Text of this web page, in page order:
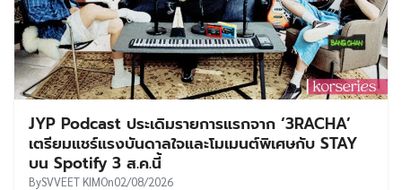
JYP Podcast ประเดิมรายการแรกจาก ‘3RACHA’
เตรียมแชร์แรงบันดาลใจและโมเมนต์พิเศษกับ STAY
บน Spotify 3 ส.ค.นี้
BySVVEET KIMOn02/08/2026